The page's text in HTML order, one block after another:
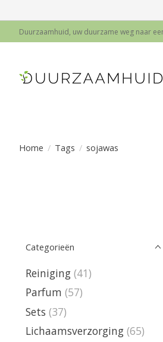
Duurzaamhuid, uw duurzame weg naar
Home / Tags / sojawas
Categorieën
Reiniging (41)
Parfum (57)
Sets (37)
Lichaamsverzorging (65)